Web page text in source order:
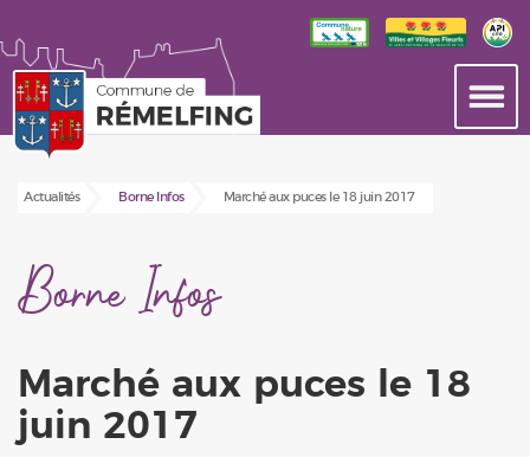
Actualités Borne Infos Marché aux puces le 18 juin 2017
Borne Infos
Marché aux puces le 18
juin 2017